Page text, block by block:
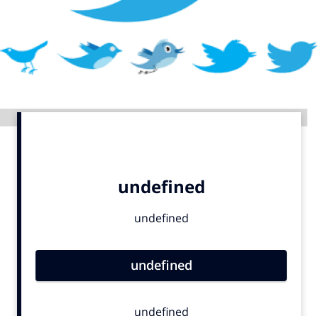
9 sept: GenAI-training
12 nov: MarketingLive!
Events
Opleidingen
Artificial Intelligence